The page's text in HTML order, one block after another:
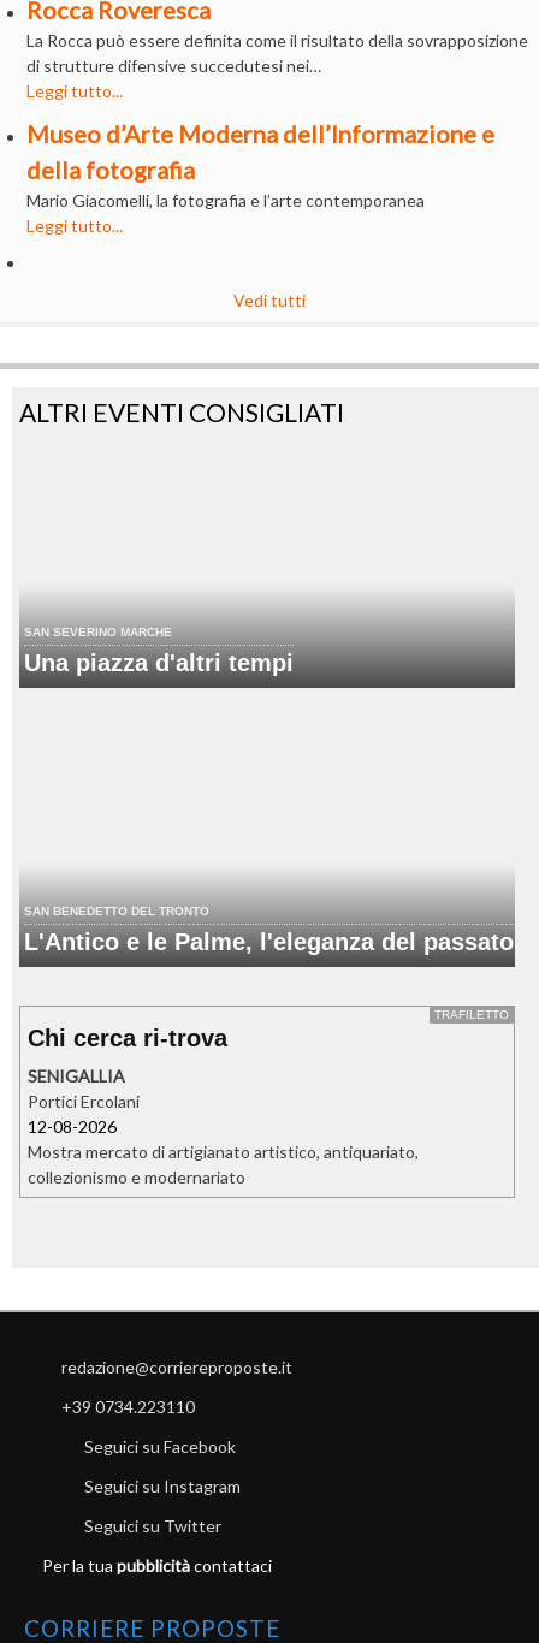
Rocca Roveresca
La Rocca può essere definita come il risultato della sovrapposizione
di strutture difensive succedutesi nei…
Leggi tutto...
Museo d’Arte Moderna dell’Informazione e
della fotografia
Mario Giacomelli, la fotografia e l’arte contemporanea
Leggi tutto...
Vedi tutti
ALTRI EVENTI CONSIGLIATI
SAN SEVERINO MARCHE
Una piazza d'altri tempi
SAN BENEDETTO DEL TRONTO
L'Antico e le Palme, l'eleganza del passato
TRAFILETTO
Chi cerca ri-trova
SENIGALLIA
Portici Ercolani
12-08-2026
Mostra mercato di artigianato artistico, antiquariato,
collezionismo e modernariato
redazione@corriereproposte.it
+39 0734.223110
Seguici su Facebook
Seguici su Instagram
Seguici su Twitter
Per la tua pubblicitàcontattaci
CORRIERE PROPOSTE